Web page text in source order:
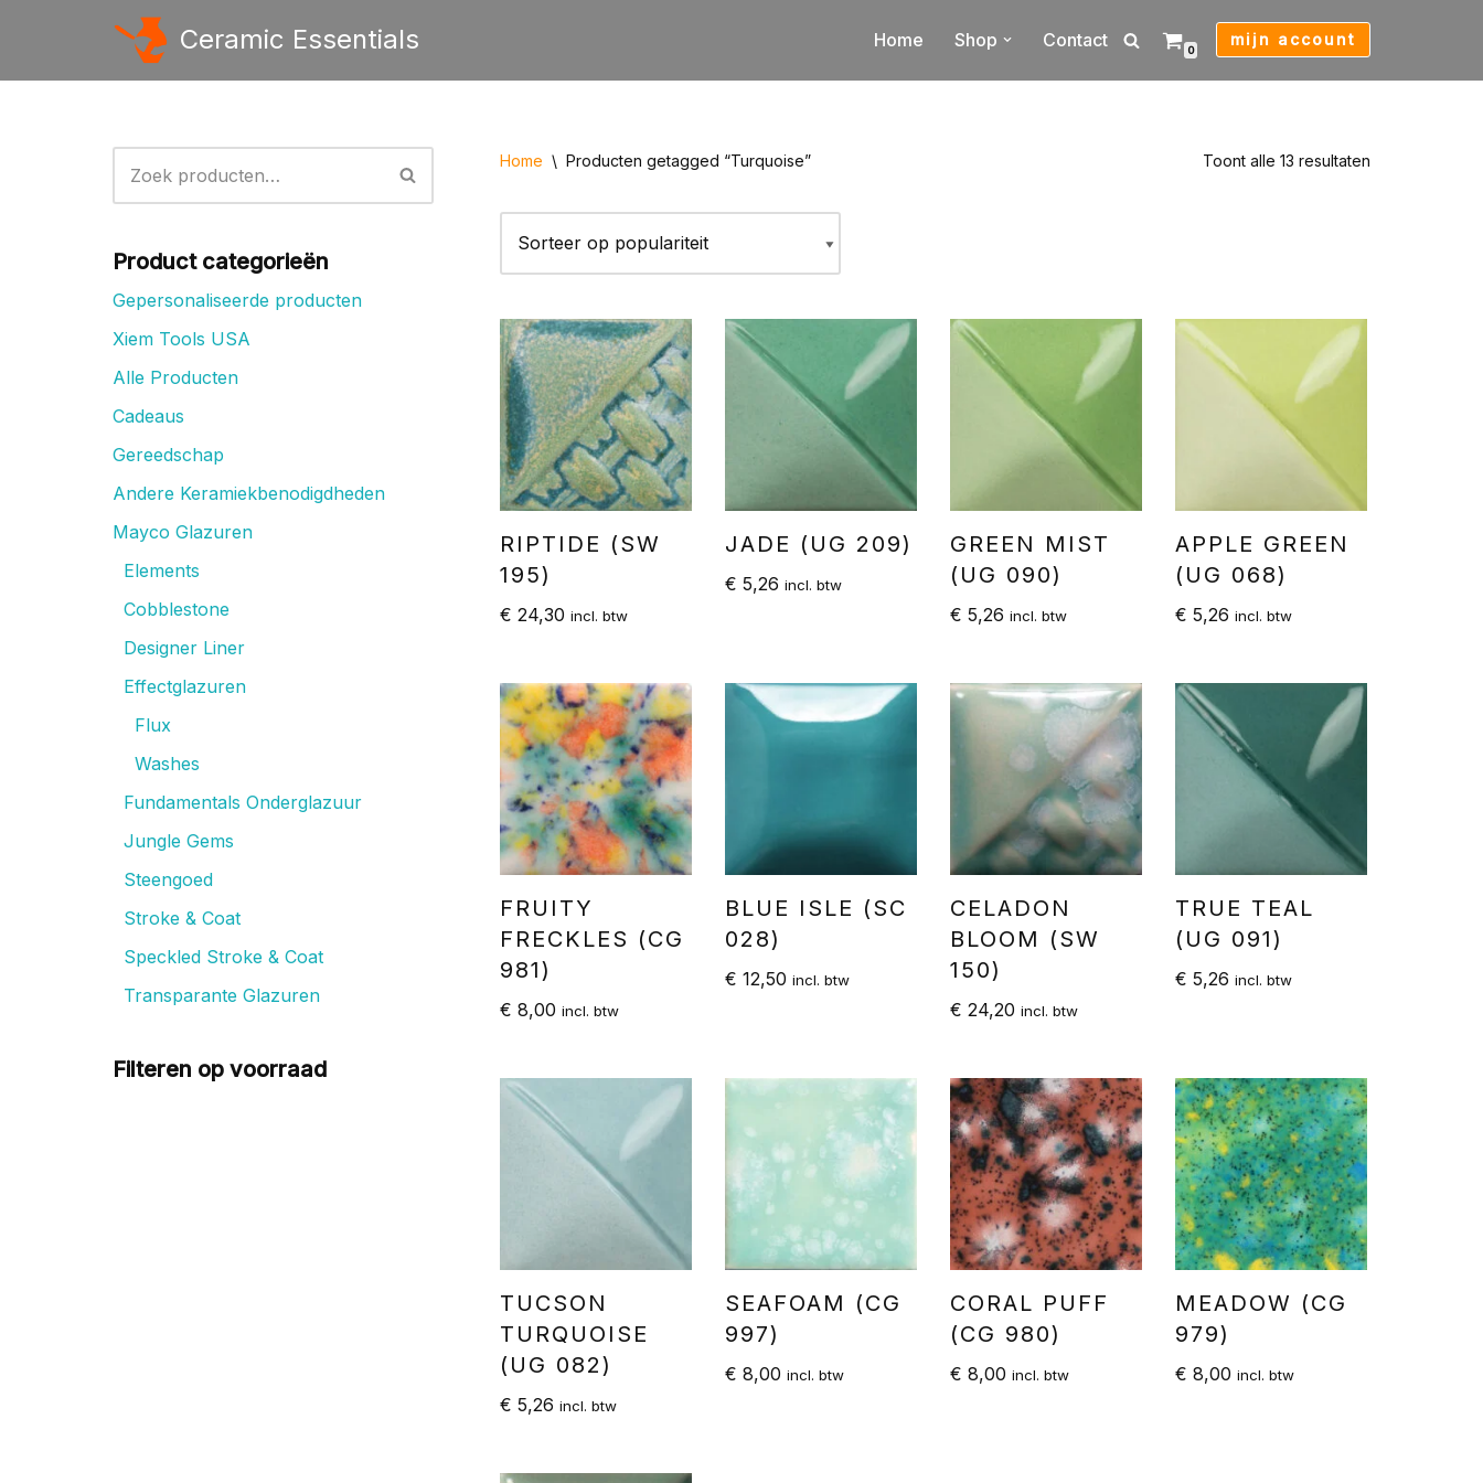
naar
Ceramic Essentials Home Shop Contact 0
mijn account
Product categorieën
Gepersonaliseerde producten
Xiem Tools USA
Alle Producten
Cadeaus
Gereedschap
Andere Keramiekbenodigdheden
Mayco Glazuren
Elements
Cobblestone
Designer Liner
Effectglazuren
Flux
Washes
Fundamentals Onderglazuur
Jungle Gems
Steengoed
Stroke & Coat
Speckled Stroke & Coat
Transparante Glazuren
Filteren op voorraad
Home \ Producten getagged “Turquoise” Toont alle 13 resultaten
RIPTIDE (SW
195)
€ 24,30 incl. btw
JADE (UG 209)
€ 5,26 incl. btw
GREEN MIST
(UG 090)
€ 5,26 incl. btw
APPLE GREEN
(UG 068)
€ 5,26 incl. btw
FRUITY
FRECKLES (CG
981)
€ 8,00 incl. btw
BLUE ISLE (SC
028)
€ 12,50 incl. btw
CELADON
BLOOM (SW
150)
€ 24,20 incl. btw
TRUE TEAL
(UG 091)
€ 5,26 incl. btw
TUCSON
TURQUOISE
(UG 082)
€ 5,26 incl. btw
SEAFOAM (CG
997)
€ 8,00 incl. btw
CORAL PUFF
(CG 980)
€ 8,00 incl. btw
MEADOW (CG
979)
€ 8,00 incl. btw